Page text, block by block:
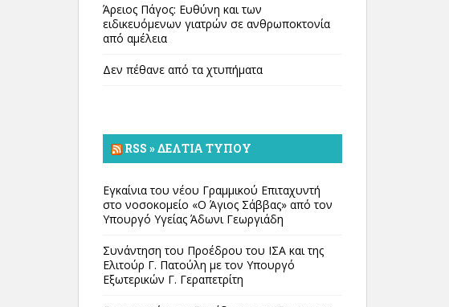
Άρειος Πάγος: Ευθύνη και των
ειδικευόμενων γιατρών σε ανθρωποκτονία
από αμέλεια
Δεν πέθανε από τα χτυπήματα
RSS » ΔΕΛΤΊΑ ΤΎΠΟΥ
Εγκαίνια του νέου Γραμμικού Επιταχυντή
στο νοσοκομείο «Ο Άγιος Σάββας» από τον
Υπουργό Υγείας Άδωνι Γεωργιάδη
Συνάντηση του Προέδρου του ΙΣΑ και της
Ελιτούρ Γ. Πατούλη με τον Υπουργό
Εξωτερικών Γ. Γεραπετρίτη